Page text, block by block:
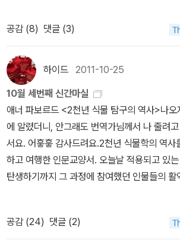
다. 이번엔 좀 가볍게 코믹한 작품을 골라
는 '달과 게'에선 좀 만족스럽지 못했는데 '변호
고 다시금 호감을 가지게 되었다. 이전까지와
세계를 보여주는 작품이니 만큼 나와 그도 이렇
가져보는 것도 그와 어울리지 않을까 생각된다.
듯 문학상 수상작은 신뢰를 준다.『백은의 잭』은
충격에서 벗어나지 않았는데 2 콤보를 먹은 것
수 없으리라. 표지나 제목에서 드러나듯, 이번
보드에 관련된 '눈의 추리소설'이자 '흰 색 추리
되는 작품이다.『나의 이스마엘』, 왜 이리 제목
소설이라는 말에 얼마나 기대감을 느꼈는지. 『
속작인 이 소설은 과거의 이야기로 오늘날의
난 소설이다. 청소년 소설이라서 내용도 마음에
르 베르베르의 소설이다. 이번엔 유머에 대해
식 표지는 안 나왔고, 원서 표지만 나왔다. 그래,
슈테판 츠바이크의 작품이라니, 너무나 기쁜
에게 잘 알려진 작가이고 많은 깨달음을 주는
겨 미래도 희망도 없이 살아가던 크리스티네
희 PD의 어조가 참 따뜻하고 속깊다.는 생각이
이 책도 봤는데, 마침 신간마실 보니 이 책 있어
김영희는 '시간'이라는 화두를 짊어지고 길을
든 시간은 흐르고 있고, 인생 허투루 살 일이
가장 행복한 시간은 언제나 지금'이라고 말한다
가 가깝다보니, 바로구매로 클릭클릭 하면, 언
쌓아둔다. 이렇게 급 충동구매 한 책은바네사
> The Language of Flowers연인들이 꽃으
있었다. 붉은 장미로 사랑을 고백했고 산사나
알로에로 슬픔을 표현했고 안개꽃으로 영원한
성을 너무나 중시한 나머지 연애편지도 금기
사랑의 표현이 조심스러웠던 빅토리아 왕조
어였고 연애편지였으며 비밀암호였다. 여기 꽃
공감 (8) 댓글 (3)
하이드 2011-10-25
10월 세번째 신간마실
애너 파보르드 <2천년 식물 탐구의 역사>나오
에 알렸더니, 안그래도 번역가님께서 나 줄려
서요. 어흫흫 감사드려요.2천년 식물학의 역사
하고 여행한 인문교양서. 오늘날 적용되고 있
탄생하기까지 그 과정에 참여했던 인물들의 활
한 수많은 이야기 중에서 '식물의 이름 짓기'에
담았다. 2005년 출간 당시 「데일리 텔레그래프
되기도 했다. 방대한 문헌연구와 광범위한 현
공감 (24) 댓글 (2)